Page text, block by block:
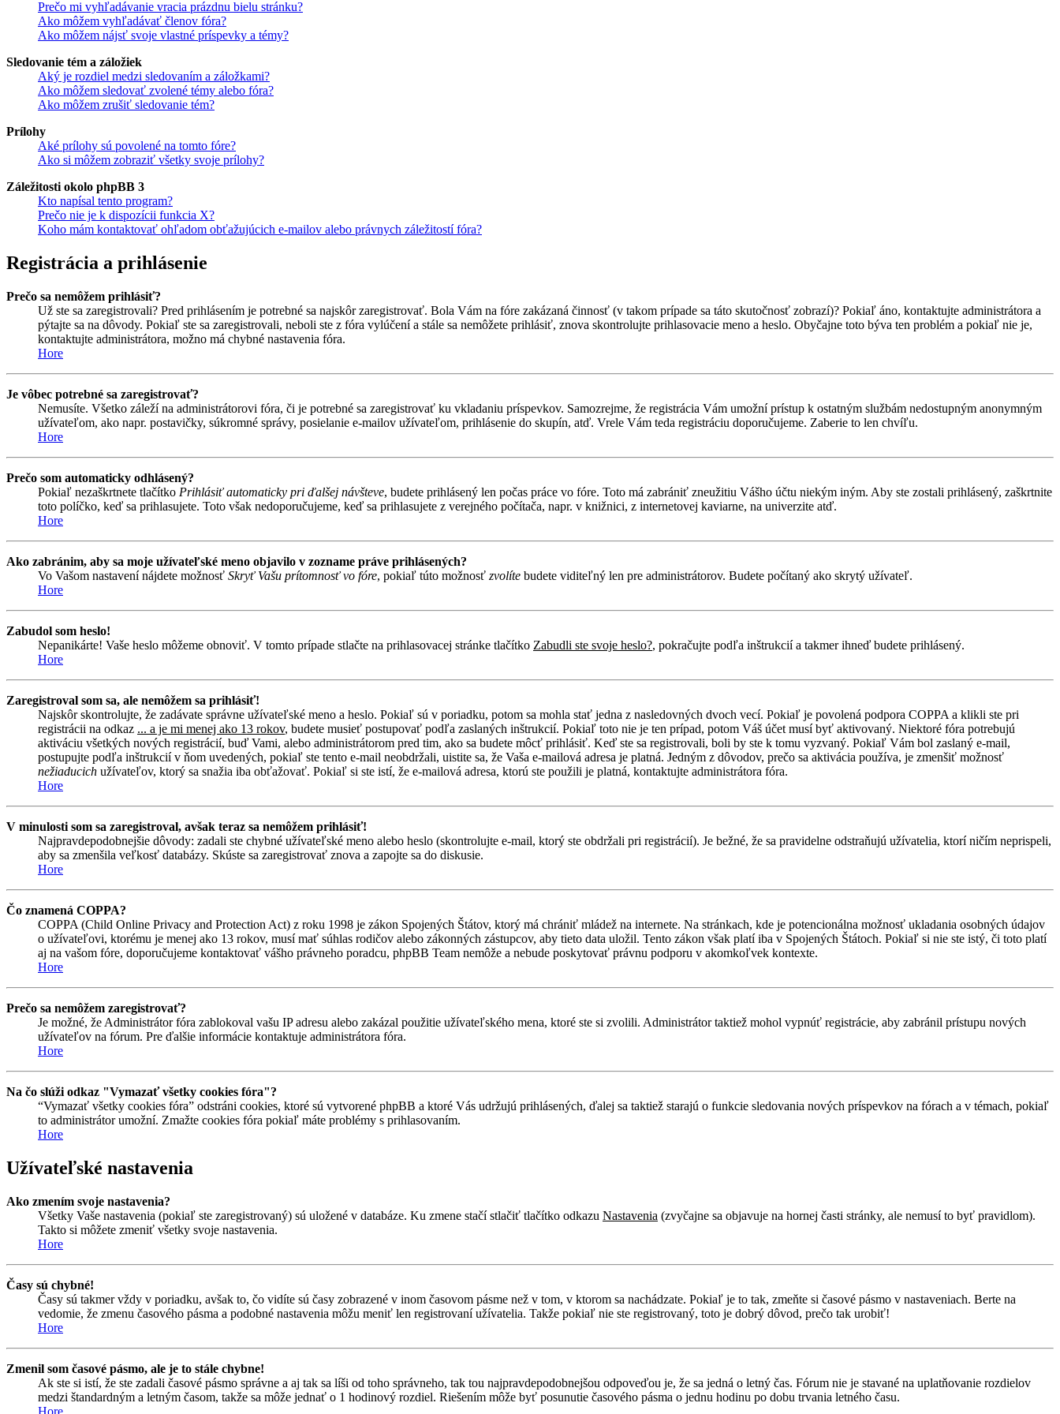
Prečo mi vyhľadávanie vracia prázdnu bielu stránku?
Ako môžem vyhľadávať členov fóra?
Ako môžem nájsť svoje vlastné príspevky a témy?
Sledovanie tém a záložiek
Aký je rozdiel medzi sledovaním a záložkami?
Ako môžem sledovať zvolené témy alebo fóra?
Ako môžem zrušiť sledovanie tém?
Prílohy
Aké prílohy sú povolené na tomto fóre?
Ako si môžem zobraziť všetky svoje prílohy?
Záležitosti okolo phpBB 3
Kto napísal tento program?
Prečo nie je k dispozícii funkcia X?
Koho mám kontaktovať ohľadom obťažujúcich e-mailov alebo právnych záležitostí fóra?
Registrácia a prihlásenie
Prečo sa nemôžem prihlásiť?
Už ste sa zaregistrovali? Pred prihlásením je potrebné sa najskôr zaregistrovať. Bola Vám na fóre zakázaná činnosť (v takom prípade sa táto skutočnosť zobrazí)? Pokiaľ áno, kontaktujte administrátora a
pýtajte sa na dôvody. Pokiaľ ste sa zaregistrovali, neboli ste z fóra vylúčení a stále sa nemôžete prihlásiť, znova skontrolujte prihlasovacie meno a heslo. Obyčajne toto býva ten problém a pokiaľ nie je,
kontaktujte administrátora, možno má chybné nastavenia fóra.
Hore
Je vôbec potrebné sa zaregistrovať?
Nemusíte. Všetko záleží na administrátorovi fóra, či je potrebné sa zaregistrovať ku vkladaniu príspevkov. Samozrejme, že registrácia Vám umožní prístup k ostatným službám nedostupným anonymným
užívateľom, ako napr. postavičky, súkromné správy, posielanie e-mailov užívateľom, prihlásenie do skupín, atď. Vrele Vám teda registráciu doporučujeme. Zaberie to len chvíľu.
Hore
Prečo som automaticky odhlásený?
Pokiaľ nezaškrtnete tlačítko Prihlásiť automaticky pri ďalšej návšteve, budete prihlásený len počas práce vo fóre. Toto má zabrániť zneužitiu Vášho účtu niekým iným. Aby ste zostali prihlásený, zaškrtnite
toto políčko, keď sa prihlasujete. Toto však nedoporučujeme, keď sa prihlasujete z verejného počítača, napr. v knižnici, z internetovej kaviarne, na univerzite atď.
Hore
Ako zabránim, aby sa moje užívateľské meno objavilo v zozname práve prihlásených?
Vo Vašom nastavení nájdete možnosť Skryť Vašu prítomnosť vo fóre, pokiaľ túto možnosť zvolíte budete viditeľný len pre administrátorov. Budete počítaný ako skrytý užívateľ.
Hore
Zabudol som heslo!
Nepanikárte! Vaše heslo môžeme obnoviť. V tomto prípade stlačte na prihlasovacej stránke tlačítko Zabudli ste svoje heslo?, pokračujte podľa inštrukcií a takmer ihneď budete prihlásený.
Hore
Zaregistroval som sa, ale nemôžem sa prihlásiť!
Najskôr skontrolujte, že zadávate správne užívateľské meno a heslo. Pokiaľ sú v poriadku, potom sa mohla stať jedna z nasledovných dvoch vecí. Pokiaľ je povolená podpora COPPA a klikli ste pri
registrácii na odkaz ... a je mi menej ako 13 rokov, budete musieť postupovať podľa zaslaných inštrukcií. Pokiaľ toto nie je ten prípad, potom Váš účet musí byť aktivovaný. Niektoré fóra potrebujú
aktiváciu všetkých nových registrácií, buď Vami, alebo administrátorom pred tim, ako sa budete môcť prihlásiť. Keď ste sa registrovali, boli by ste k tomu vyzvaný. Pokiaľ Vám bol zaslaný e-mail,
postupujte podľa inštrukcií v ňom uvedených, pokiaľ ste tento e-mail neobdržali, uistite sa, že Vaša e-mailová adresa je platná. Jedným z dôvodov, prečo sa aktivácia používa, je zmenšiť možnosť
nežiaducich užívateľov, ktorý sa snažia iba obťažovať. Pokiaľ si ste istí, že e-mailová adresa, ktorú ste použili je platná, kontaktujte administrátora fóra.
Hore
V minulosti som sa zaregistroval, avšak teraz sa nemôžem prihlásiť!
Najpravdepodobnejšie dôvody: zadali ste chybné užívateľské meno alebo heslo (skontrolujte e-mail, ktorý ste obdržali pri registrácií). Je bežné, že sa pravidelne odstraňujú užívatelia, ktorí ničím neprispeli,
aby sa zmenšila veľkosť databázy. Skúste sa zaregistrovať znova a zapojte sa do diskusie.
Hore
Čo znamená COPPA?
COPPA (Child Online Privacy and Protection Act) z roku 1998 je zákon Spojených Štátov, ktorý má chrániť mládež na internete. Na stránkach, kde je potencionálna možnosť ukladania osobných údajov
o užívateľovi, ktorému je menej ako 13 rokov, musí mať súhlas rodičov alebo zákonných zástupcov, aby tieto data uložil. Tento zákon však platí iba v Spojených Štátoch. Pokiaľ si nie ste istý, či toto platí
aj na vašom fóre, doporučujeme kontaktovať vášho právneho poradcu, phpBB Team nemôže a nebude poskytovať právnu podporu v akomkoľvek kontexte.
Hore
Prečo sa nemôžem zaregistrovať?
Je možné, že Administrátor fóra zablokoval vašu IP adresu alebo zakázal použitie užívateľského mena, ktoré ste si zvolili. Administrátor taktiež mohol vypnúť registrácie, aby zabránil prístupu nových
užívateľov na fórum. Pre ďalšie informácie kontaktuje administrátora fóra.
Hore
Na čo slúži odkaz "Vymazať všetky cookies fóra"?
“Vymazať všetky cookies fóra” odstráni cookies, ktoré sú vytvorené phpBB a ktoré Vás udržujú prihlásených, ďalej sa taktiež starajú o funkcie sledovania nových príspevkov na fórach a v témach, pokiaľ
to administrátor umožní. Zmažte cookies fóra pokiaľ máte problémy s prihlasovaním.
Hore
Užívateľské nastavenia
Ako zmením svoje nastavenia?
Všetky Vaše nastavenia (pokiaľ ste zaregistrovaný) sú uložené v databáze. Ku zmene stačí stlačiť tlačítko odkazu Nastavenia (zvyčajne sa objavuje na hornej časti stránky, ale nemusí to byť pravidlom).
Takto si môžete zmeniť všetky svoje nastavenia.
Hore
Časy sú chybné!
Časy sú takmer vždy v poriadku, avšak to, čo vidíte sú časy zobrazené v inom časovom pásme než v tom, v ktorom sa nachádzate. Pokiaľ je to tak, zmeňte si časové pásmo v nastaveniach. Berte na
vedomie, že zmenu časového pásma a podobné nastavenia môžu meniť len registrovaní užívatelia. Takže pokiaľ nie ste registrovaný, toto je dobrý dôvod, prečo tak urobiť!
Hore
Zmenil som časové pásmo, ale je to stále chybne!
Ak ste si istí, že ste zadali časové pásmo správne a aj tak sa líši od toho správneho, tak tou najpravdepodobnejšou odpoveďou je, že sa jedná o letný čas. Fórum nie je stavané na uplatňovanie rozdielov
medzi štandardným a letným časom, takže sa môže jednať o 1 hodinový rozdiel. Riešením môže byť posunutie časového pásma o jednu hodinu po dobu trvania letného času.
Hore